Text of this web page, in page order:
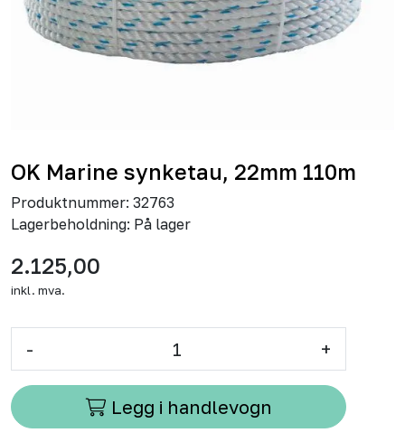
OK Marine synketau, 22mm 110m
Produktnummer: 32763
Lagerbeholdning: På lager
2.125,00
inkl. mva.
- +
Legg i handlevogn